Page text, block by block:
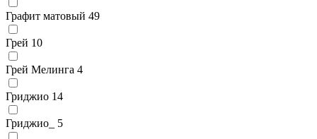
Графит матовый 49
Грей 10
Грей Мелинга 4
Гриджио 14
Гриджио_ 5